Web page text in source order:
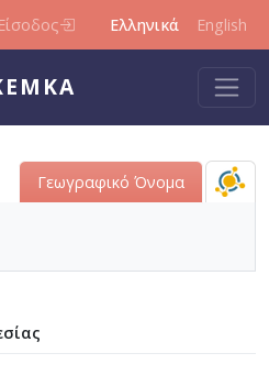
Είσοδος Ελληνικά English
Γεωγραφικό Όνομα